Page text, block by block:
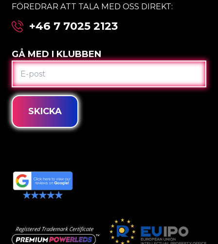
FÖREDRAR ATT TALA MED OSS DIREKT:
+46 7 7025 2123
GÅ MED I KLUBBEN
E-
POST
SKICKA